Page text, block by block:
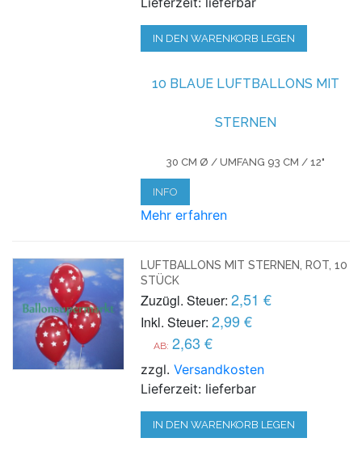
IN DEN WARENKORB LEGEN
10 BLAUE LUFTBALLONS MIT
STERNEN
30 CM Ø / UMFANG 93 CM / 12"
INFO
Mehr erfahren
LUFTBALLONS MIT STERNEN, ROT, 10
STÜCK
Zuzügl. Steuer: 2,51 €
Inkl. Steuer: 2,99 €
AB: 2,63 €
zzgl.Versandkosten
Lieferzeit: lieferbar
IN DEN WARENKORB LEGEN